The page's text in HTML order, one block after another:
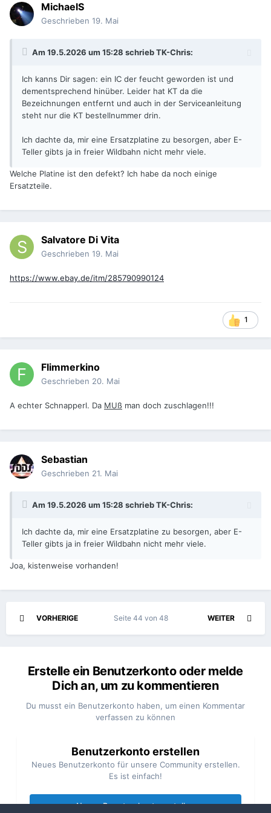
MichaelS
Geschrieben 19. Mai
Am 19.5.2026 um 15:28 schriebTK-Chris:
Ich kanns Dir sagen: ein IC der feucht geworden ist und
dementsprechend hinüber. Leider hat KT da die
Bezeichnungen entfernt und auch in der Serviceanleitung
steht nur die KT bestellnummer drin.
Ich dachte da, mir eine Ersatzplatine zu besorgen, aber E-
Teller gibts ja in freier Wildbahn nicht mehr viele.
Welche Platine ist den defekt? Ich habe da noch einige
Ersatzteile.
Salvatore Di Vita
Geschrieben 19. Mai
https://www.ebay.de/itm/285790990124
1
Flimmerkino
Geschrieben 20. Mai
A echter Schnapperl. Da MUß man doch zuschlagen!!!
Sebastian
Geschrieben 21. Mai
Am 19.5.2026 um 15:28 schriebTK-Chris:
Ich dachte da, mir eine Ersatzplatine zu besorgen, aber E-
Teller gibts ja in freier Wildbahn nicht mehr viele.
Joa, kistenweise vorhanden!
VORHERIGE WEITER
Seite 44 von 48
Erstelle ein Benutzerkonto oder melde
Dich an, um zu kommentieren
Du musst ein Benutzerkonto haben, um einen Kommentar
verfassen zu können
Benutzerkonto erstellen
Neues Benutzerkonto für unsere Community erstellen.
Es ist einfach!
Neues Benutzerkonto erstellen